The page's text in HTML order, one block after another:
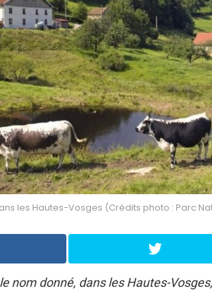
les Hautes-Vosges (Crédits photo : Parc
nom donné, dans les Hautes-